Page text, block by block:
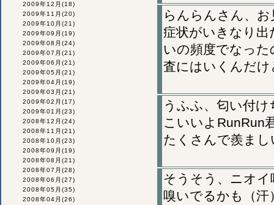
2009年12月 (18)
2009年11月 (20)
2009年10月 (21)
2009年09月 (19)
2009年08月 (24)
2009年07月 (21)
2009年06月 (21)
2009年05月 (21)
2009年04月 (19)
2009年03月 (21)
2009年02月 (17)
2009年01月 (23)
2008年12月 (24)
2008年11月 (21)
2008年10月 (23)
2008年09月 (19)
2008年08月 (21)
2008年07月 (28)
2008年06月 (27)
2008年05月 (35)
2008年04月 (26)
らんらんさん、
症状がいきなり
いの頻度でなっ
査にはいくんだ
うふふ、匂い付
こいいよRunRun
たくさんで羨ま
そうそう、ニオ
嗅いでるかも（